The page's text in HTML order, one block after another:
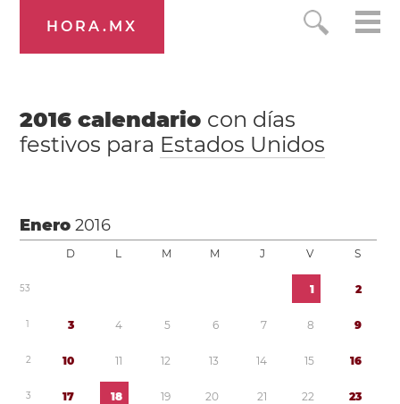
HORA.MX
2016 calendario con días
festivos para Estados Unidos
Enero2016
D L M M J V S
53 1 2
1 3 4 5 6 7 8 9
2 10 11 12 13 14 15 16
3 17 18 19 20 21 22 23